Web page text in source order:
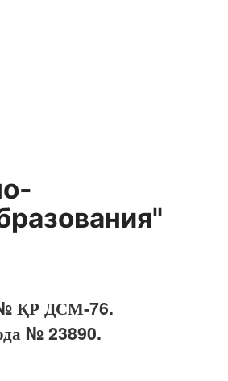
№ ҚР ДСМ-76.
№ 23890.